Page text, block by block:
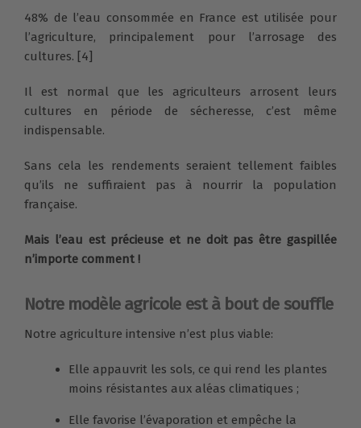
48% de l’eau consommée en France est utilisée pour
l’agriculture, principalement pour l’arrosage des
cultures. [4]
Il est normal que les agriculteurs arrosent leurs
cultures en période de sécheresse, c’est même
indispensable.
Sans cela les rendements seraient tellement faibles
qu’ils ne suffiraient pas à nourrir la population
française.
Mais l’eau est précieuse et ne doit pas être gaspillée
n’importe comment !
Notre modèle agricole est à bout de souffle
Notre agriculture intensive n’est plus viable:
Elle appauvrit les sols, ce qui rend les plantes
moins résistantes aux aléas climatiques ;
Elle favorise l’évaporation et empêche la